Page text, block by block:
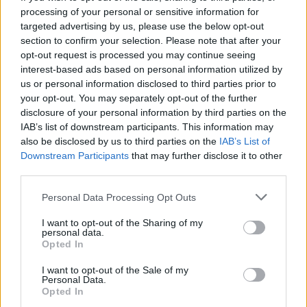
processing of your personal or sensitive information for
targeted advertising by us, please use the below opt-out
section to confirm your selection. Please note that after your
opt-out request is processed you may continue seeing
interest-based ads based on personal information utilized by
us or personal information disclosed to third parties prior to
your opt-out. You may separately opt-out of the further
disclosure of your personal information by third parties on the
IAB’s list of downstream participants. This information may
also be disclosed by us to third parties on the IAB’s List of
Downstream Participants that may further disclose it to other
Please note that this website/app uses one or more Google
not limited to your visit or usage behaviour. You may click to
grant or deny consent to Google and its third-party tags to
use your data for below specified purposes in below Google
consent section.
Personal Data Processing Opt Outs
I want to opt-out of the Sharing of my
personal data.
Opted In
I want to opt-out of the Sale of my
Personal Data.
Opted In
Οι Πανελλαδικές Εξετάσεις για τους μαθητές των
ΕΠΑΛ συνεχίζονται σύμφωνα με το
προγραμματισμένο χρονοδιάγραμμα, με χιλιάδες
υποψηφίους σε όλη τη χώρα να διεκδικούν μία
θέση στην Τριτοβάθμια Εκπαίδευση.
ΑΣΕΠ: Πιστοποίηση Αγγλικών σε
μόνο 2 ημέρες στα χέρια σας